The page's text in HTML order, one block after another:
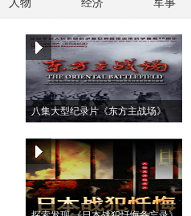
人物 经济 军事
八集大型纪录片《东方主战场》